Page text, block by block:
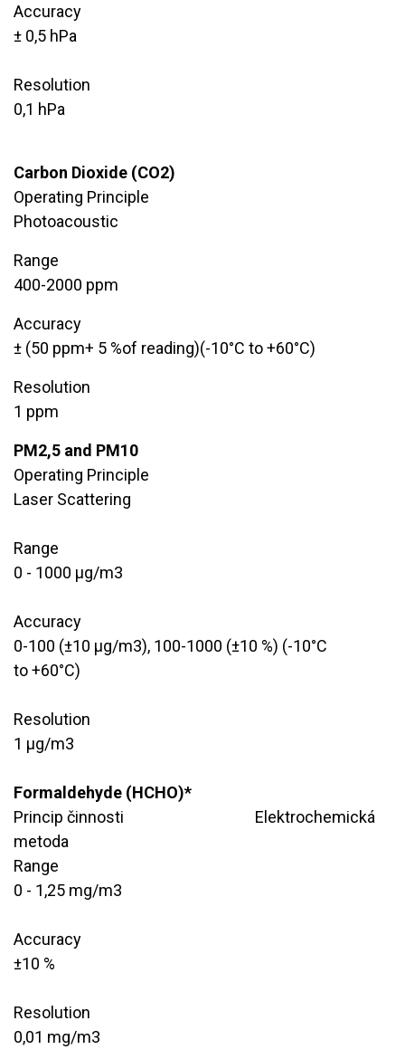
Accuracy
± 0,5 hPa
Resolution
0,1 hPa
Carbon Dioxide (CO2)
Operating Principle
Photoacoustic
Range
​400-2000 ppm
Accuracy
± (50 ppm+ 5 %of reading)(-10°C to +60°C)
Resolution
1 ppm
PM2,5 and PM10
Operating Principle
Laser Scattering
Range
​0 - 1000 μg/m3
Accuracy
​0-100 (±10 μg/m3), 100-1000 (±10 %) (-10°C
to +60°C)
Resolution
​1 μg/m3
Formaldehyde (HCHO)*
Princip činnosti
​Elektrochemická
metoda
Range
0 - 1,25 mg/m3
Accuracy
​±10 %
Resolution
​0,01 mg/m3